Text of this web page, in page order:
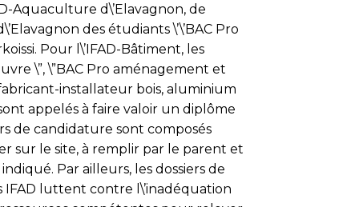
Aquaculture d\’Elavagnon, de
des étudiants \’\’BAC Pro
Pour l\’IFAD-Bâtiment, les
\”, \”BAC Pro aménagement et
installateur bois, aluminium
appelés à faire valoir un diplôme
de candidature sont composés
sur le site, à remplir par le parent et
Par ailleurs, les dossiers de
IFAD luttent contre l\’inadéquation